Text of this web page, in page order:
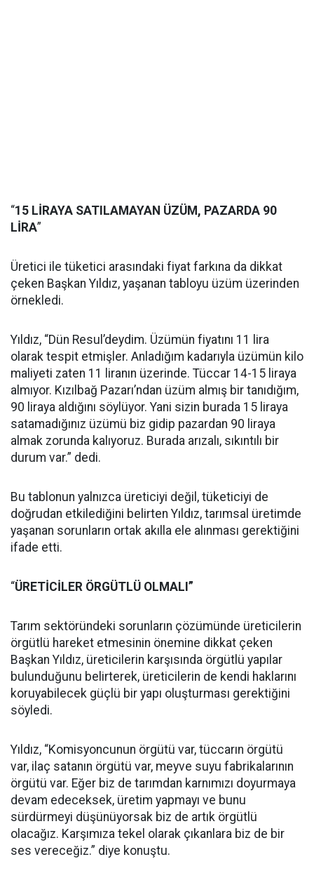
“15 LİRAYA SATILAMAYAN ÜZÜM, PAZARDA 90
LİRA”
Üretici ile tüketici arasındaki fiyat farkına da dikkat
çeken Başkan Yıldız, yaşanan tabloyu üzüm üzerinden
örnekledi.
Yıldız, “Dün Resul’deydim. Üzümün fiyatını 11 lira
olarak tespit etmişler. Anladığım kadarıyla üzümün kilo
maliyeti zaten 11 liranın üzerinde. Tüccar 14-15 liraya
almıyor. Kızılbağ Pazarı’ndan üzüm almış bir tanıdığım,
90 liraya aldığını söylüyor. Yani sizin burada 15 liraya
satamadığınız üzümü biz gidip pazardan 90 liraya
almak zorunda kalıyoruz. Burada arızalı, sıkıntılı bir
durum var.” dedi.
Bu tablonun yalnızca üreticiyi değil, tüketiciyi de
doğrudan etkilediğini belirten Yıldız, tarımsal üretimde
yaşanan sorunların ortak akılla ele alınması gerektiğini
ifade etti.
“ÜRETİCİLER ÖRGÜTLÜ OLMALI”
Tarım sektöründeki sorunların çözümünde üreticilerin
örgütlü hareket etmesinin önemine dikkat çeken
Başkan Yıldız, üreticilerin karşısında örgütlü yapılar
bulunduğunu belirterek, üreticilerin de kendi haklarını
koruyabilecek güçlü bir yapı oluşturması gerektiğini
söyledi.
Yıldız, “Komisyoncunun örgütü var, tüccarın örgütü
var, ilaç satanın örgütü var, meyve suyu fabrikalarının
örgütü var. Eğer biz de tarımdan karnımızı doyurmaya
devam edeceksek, üretim yapmayı ve bunu
sürdürmeyi düşünüyorsak biz de artık örgütlü
olacağız. Karşımıza tekel olarak çıkanlara biz de bir
ses vereceğiz.” diye konuştu.